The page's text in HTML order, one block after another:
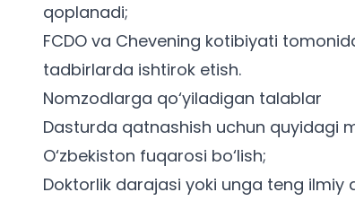
qoplanadi;
FCDO va Chevening kotibiyati
tadbirlarda ishtirok etish.
Nomzodlarga qo‘yiladigan talablar
Dasturda qatnashish uchun quyidagi
O‘zbekiston fuqarosi bo‘lish;
Doktorlik darajasi yoki unga teng ilmiy